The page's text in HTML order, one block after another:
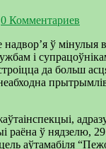
0 Комментариев
ў мінулыя
і
да больш
раёна ў нядзелю,
аўтамабіля